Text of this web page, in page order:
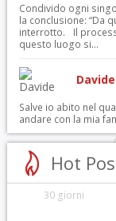
Condivido ogni
la conclusione: “Da
interrotto. Il
questo luogo si...
Davide
Salve io abito nel
andare con la mia
Hot
30 giorni